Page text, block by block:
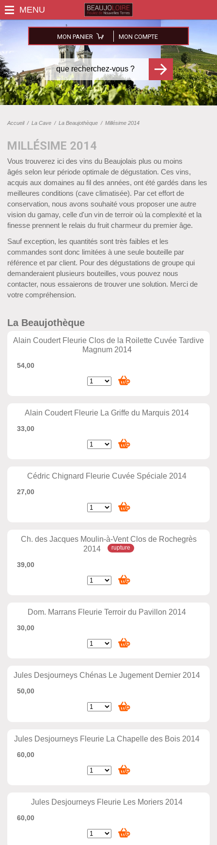
MON PANIER MON COMPTE
Accueil/ La Cave / La Beaujothèque / Millésime 2014
MILLÉSIME 2014
Vous trouverez ici des vins du Beaujolais plus ou moins
âgés selon leur période optimale de dégustation. Ces vins,
acquis aux domaines au fil des années, ont été gardés dans les
meilleures conditions (cave climatisée). Par cet effort de
conservation, nous avons souhaité vous proposer une autre
vision du gamay, celle d'un vin de terroir où la complexité et la
finesse prennent le relais du fruit charmeur du premier âge.
Sauf exception, les quantités sont très faibles et les
commandes sont donc limitées à une seule bouteille par
référence et par client. Pour des dégustations de groupe qui
demanderaient plusieurs bouteilles, vous pouvez nous
contacter, nous essaierons de trouver une solution. Merci de
votre compréhension.
La Beaujothèque
Alain Coudert Fleurie Clos de la Roilette Cuvée Tardive
Magnum 2014
54,00
Alain Coudert Fleurie La Griffe du Marquis 2014
33,00
Cédric Chignard Fleurie Cuvée Spéciale 2014
27,00
Ch. des Jacques Moulin-à-Vent Clos de Rochegrès
2014
39,00
Dom. Marrans Fleurie Terroir du Pavillon 2014
30,00
Jules Desjourneys Chénas Le Jugement Dernier 2014
50,00
Jules Desjourneys Fleurie La Chapelle des Bois 2014
60,00
Jules Desjourneys Fleurie Les Moriers 2014
60,00